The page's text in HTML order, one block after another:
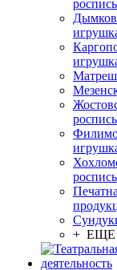
роспись
роспись
роспись
+ ЕЩЕ